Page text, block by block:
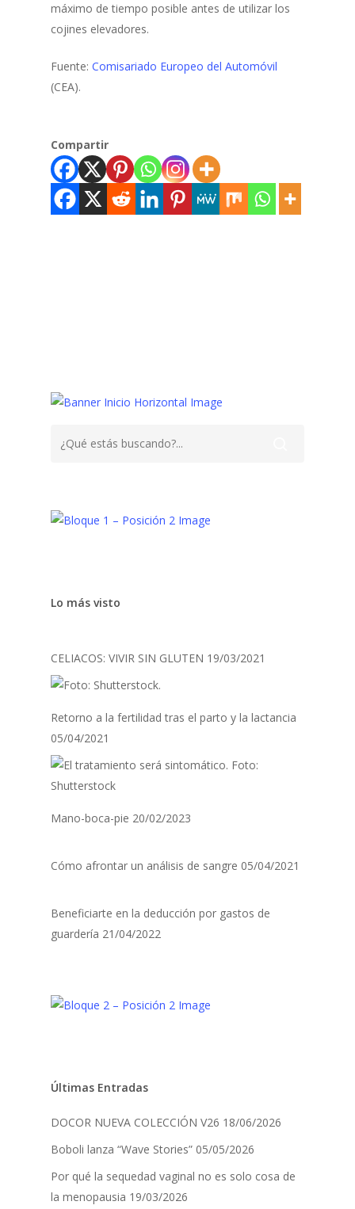
máximo de tiempo posible antes de utilizar los
cojines elevadores.
Fuente: Comisariado Europeo del Automóvil
(CEA).
Compartir
Lo más visto
CELIACOS: VIVIR SIN GLUTEN 19/03/2021
Retorno a la fertilidad tras el parto y la lactancia
05/04/2021
Mano-boca-pie 20/02/2023
Cómo afrontar un análisis de sangre 05/04/2021
Beneficiarte en la deducción por gastos de
guardería 21/04/2022
Últimas Entradas
DOCOR NUEVA COLECCIÓN V26 18/06/2026
Boboli lanza “Wave Stories” 05/05/2026
Por qué la sequedad vaginal no es solo cosa de
la menopausia 19/03/2026